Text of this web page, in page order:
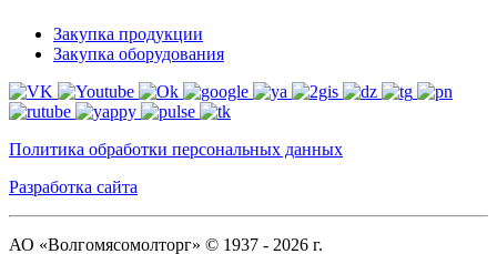
Закупка продукции
Закупка оборудования
Политика обработки персональных данных
Разработка сайта
АО «Волгомясомолторг» © 1937 - 2026 г.